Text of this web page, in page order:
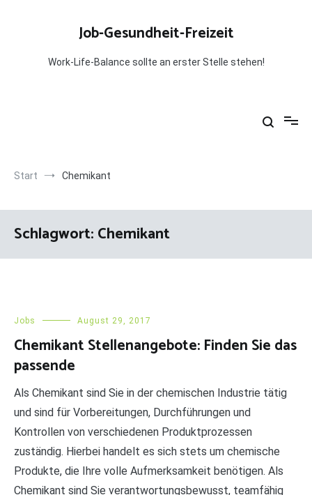
Job-Gesundheit-Freizeit
Work-Life-Balance sollte an erster Stelle stehen!
Start Chemikant
Schlagwort:Chemikant
Jobs August 29, 2017
Chemikant Stellenangebote: Finden Sie das
passende
Als Chemikant sind Sie in der chemischen Industrie tätig
und sind für Vorbereitungen, Durchführungen und
Kontrollen von verschiedenen Produktprozessen
zuständig. Hierbei handelt es sich stets um chemische
Produkte, die Ihre volle Aufmerksamkeit benötigen. Als
Chemikant sind Sie verantwortungsbewusst, teamfähig